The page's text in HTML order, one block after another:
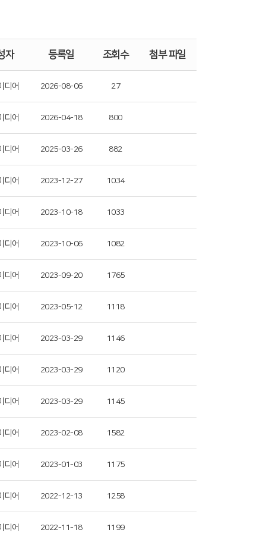
자 등록일 조회수 첨부 파일
디어 2026-08-06 27
디어 2026-04-18 800
디어 2025-03-26 882
디어 2023-12-27 1034
디어 2023-10-18 1033
디어 2023-10-06 1082
디어 2023-09-20 1765
디어 2023-05-12 1118
디어 2023-03-29 1146
디어 2023-03-29 1120
디어 2023-03-29 1145
디어 2023-02-08 1582
디어 2023-01-03 1175
디어 2022-12-13 1258
디어 2022-11-18 1199